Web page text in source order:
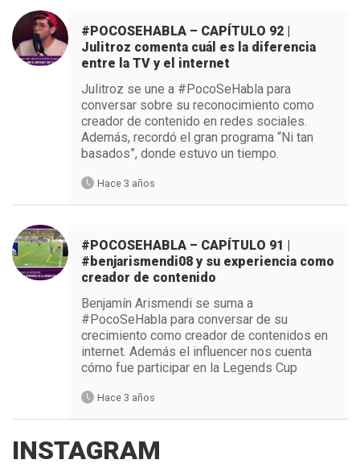
#POCOSEHABLA – CAPÍTULO 92 |
Julitroz comenta cuál es la diferencia
entre la TV y el internet
Julitroz se une a #PocoSeHabla para
conversar sobre su reconocimiento como
creador de contenido en redes sociales.
Además, recordó el gran programa “Ni tan
basados”, donde estuvo un tiempo.
Hace 3 años
#POCOSEHABLA – CAPÍTULO 91 |
#benjarismendi08 y su experiencia como
creador de contenido
Benjamín Arismendi se suma a
#PocoSeHabla para conversar de su
crecimiento como creador de contenidos en
internet. Además el influencer nos cuenta
cómo fue participar en la Legends Cup
Hace 3 años
INSTAGRAM